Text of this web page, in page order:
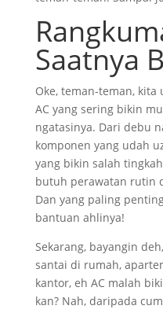
Saatnya
Oke, teman-teman,
AC yang sering bikin
ngatasinya. Dari debu
komponen yang udah
yang bikin salah
butuh perawatan rutin
Dan yang paling
bantuan ahlinya!
Sekarang, bayangin
santai di rumah,
kantor, eh AC malah
kan? Nah, daripada